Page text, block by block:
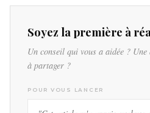
Soyez la première à
Un conseil qui vous a aidée ?
à partager ?
POUR VOUS LANCER